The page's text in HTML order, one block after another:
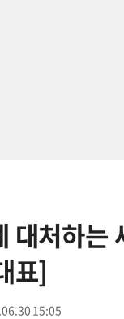
대처하
표]
15:05